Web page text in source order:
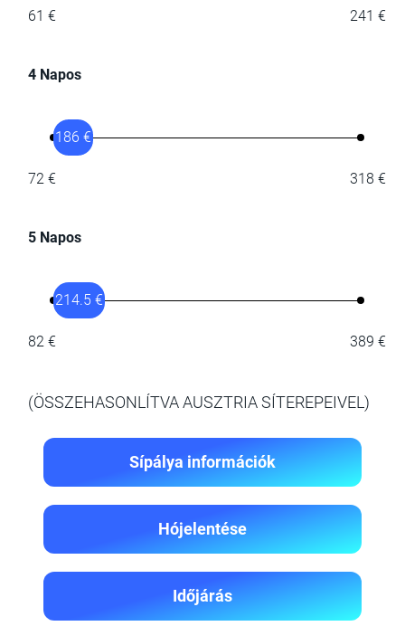
61 € 241 €
4 Napos
72 €
186 €
318 €
5 Napos
82 €
214.5 €
389 €
(ÖSSZEHASONLÍTVA AUSZTRIA SÍTEREPEIVEL)
Sípálya információk
Hójelentése
Időjárás